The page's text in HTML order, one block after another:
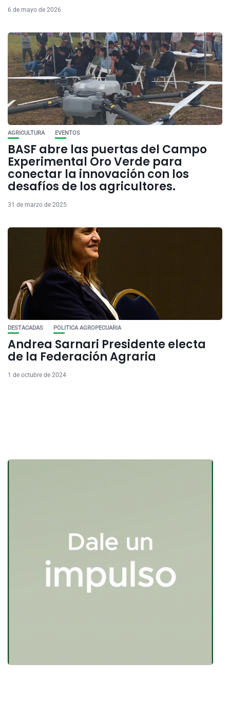
6 de mayo de 2026
AGRICULTURA EVENTOS
BASF abre las puertas del Campo
Experimental Oro Verde para
conectar la innovación con los
desafíos de los agricultores.
31 de marzo de 2025
DESTACADAS POLITICA AGROPECUARIA
Andrea Sarnari Presidente electa
de la Federación Agraria
1 de octubre de 2024